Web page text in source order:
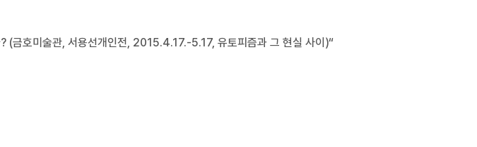
(금호미술관, 서용선개인전, 2015.4.17.-5.17, 유토피즘과 그 현실 사이)“